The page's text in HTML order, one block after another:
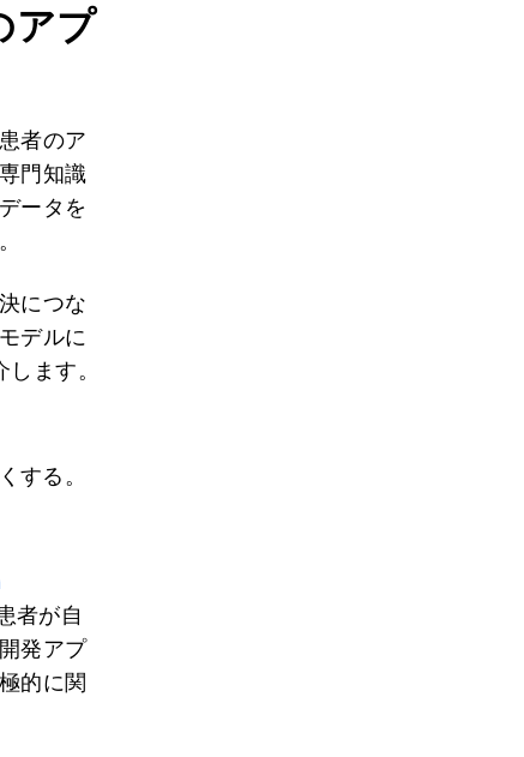
アプ
者のア
門知識
ータを
につな
デルに
ます。
する。
者が自
発アプ
的に関